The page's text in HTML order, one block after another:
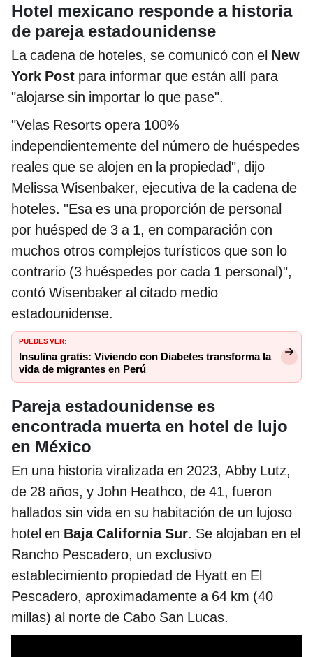
Hotel mexicano responde a historia
de pareja estadounidense
La cadena de hoteles, se comunicó con el New
York Post para informar que están allí para
"alojarse sin importar lo que pase".
"Velas Resorts opera 100%
independientemente del número de huéspedes
reales que se alojen en la propiedad", dijo
Melissa Wisenbaker, ejecutiva de la cadena de
hoteles. "Esa es una proporción de personal
por huésped de 3 a 1, en comparación con
muchos otros complejos turísticos que son lo
contrario (3 huéspedes por cada 1 personal)",
contó Wisenbaker al citado medio
estadounidense.
PUEDES VER:
Insulina gratis: Viviendo con Diabetes transforma la
vida de migrantes en Perú
Pareja estadounidense es
encontrada muerta en hotel de lujo
en México
En una historia viralizada en 2023, Abby Lutz,
de 28 años, y John Heathco, de 41, fueron
hallados sin vida en su habitación de un lujoso
hotel en Baja California Sur. Se alojaban en el
Rancho Pescadero, un exclusivo
establecimiento propiedad de Hyatt en El
Pescadero, aproximadamente a 64 km (40
millas) al norte de Cabo San Lucas.